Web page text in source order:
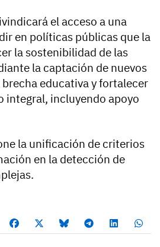
el acceso a una
en políticas públicas que la
la sostenibilidad de las
la captación de nuevos
educativa y fortalecer
integral, incluyendo apoyo
la unificación de criterios
en la detección de